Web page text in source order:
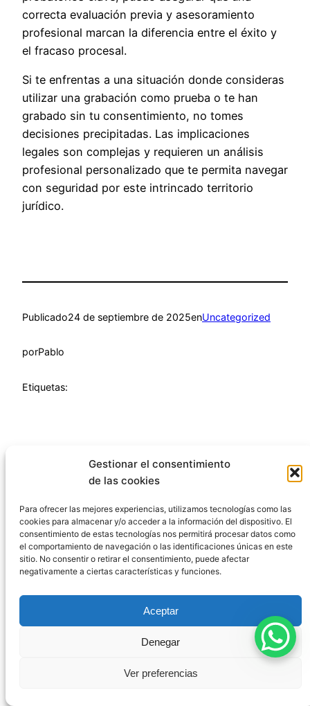
Gestionar el consentimiento
de las cookies
Para ofrecer las mejores experiencias, utilizamos tecnologías como las
cookies para almacenar y/o acceder a la información del dispositivo. El
consentimiento de estas tecnologías nos permitirá procesar datos como
el comportamiento de navegación o las identificaciones únicas en este
sitio. No consentir o retirar el consentimiento, puede afectar
negativamente a ciertas características y funciones.
Aceptar
Denegar
Ver preferencias
correcta evaluación previa y asesoramiento
profesional marcan la diferencia entre el éxito y
el fracaso procesal.
Si te enfrentas a una situación donde consideras
utilizar una grabación como prueba o te han
grabado sin tu consentimiento, no tomes
decisiones precipitadas. Las implicaciones
legales son complejas y requieren un análisis
profesional personalizado que te permita navegar
con seguridad por este intrincado territorio
jurídico.
Publicado24 de septiembre de 2025enUncategorized
porPablo
Etiquetas:
Comentarios
Deja una respuesta
Tu dirección de correo electrónico no será
marcados con*
Comentario*